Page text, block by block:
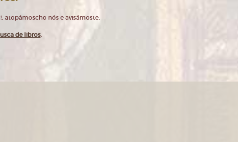
atopámoscho nós e avisámoste.
de libros.